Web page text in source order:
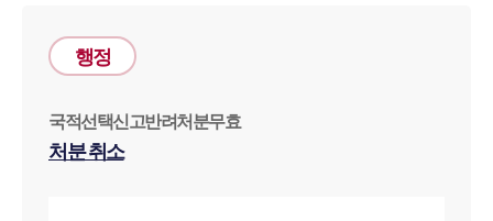
행정
국적선택신고반려처분무효
처분 취소